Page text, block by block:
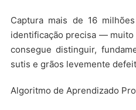
Captura mais de 16
identificação precisa — muito
consegue distinguir,
sutis e grãos levemente
Algoritmo de Aprendizado